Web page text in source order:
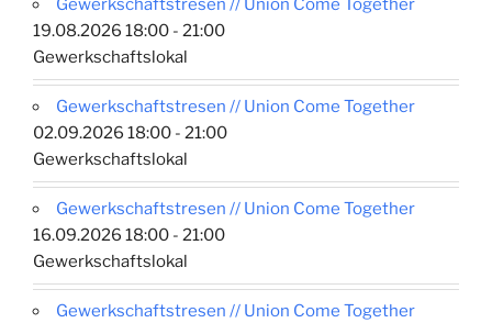
Gewerkschaftstresen // Union Come Together
19.08.2026 18:00 - 21:00
Gewerkschaftslokal
Gewerkschaftstresen // Union Come Together
02.09.2026 18:00 - 21:00
Gewerkschaftslokal
Gewerkschaftstresen // Union Come Together
16.09.2026 18:00 - 21:00
Gewerkschaftslokal
Gewerkschaftstresen // Union Come Together